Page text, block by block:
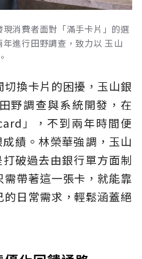
消費者面對「滿手卡片」的選
進行田野調查，致力以 玉山
換卡片的困擾，玉山銀
野調查與系統開發，在
」，不到兩年時間便
績。林榮華強調，玉山
破過去由銀行單方面制
帶著這一張卡，就能靠
日常需求，輕鬆涵蓋絕